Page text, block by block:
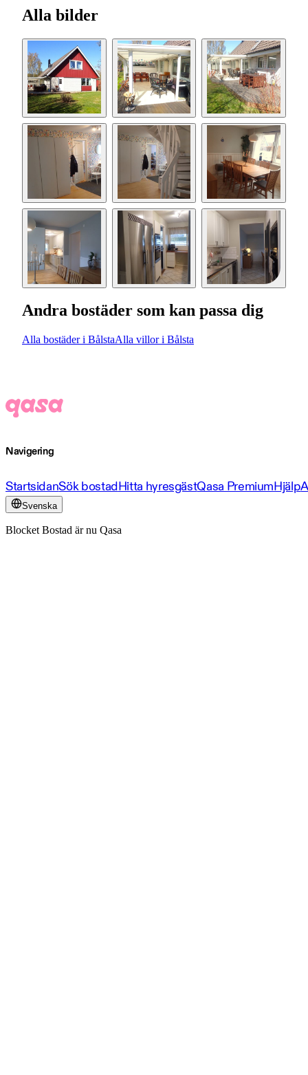
Alla bilder
Andra bostäder som kan passa dig
Alla bostäder i BålstaAlla villor i Bålsta
Navigering
StartsidanSök bostadHitta hyresgästQasa PremiumHjälp
Svenska
Blocket Bostad är nu Qasa